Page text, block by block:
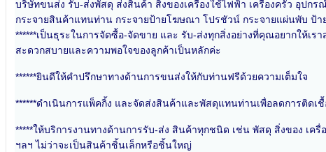
บริษัทขนส่ง รับ-ส่งพัสดุ ส่งสินค้า สิ่งของเครื่องใช้ไฟฟ้า เครื่องครัว อุปก
กระจายสินค้าแทนท่าน กระจายป้ายโฆษณา โปรชัวน์ กระจายแผ่นพับ ป้
******เป็นธุระในการจัดซื้อ-จัดขาย และ รับ-ส่งทุกสิ่งอย่างที่คุณอยากให้เร
สะดวกสบายและความพอใจของลูกค้าเป็นหลักค่ะ
******ยินดีให้คำปรึกษาทางด้านการขนส่งให้กับท่านฟรีด้วยความเต็มใจ
******ดำเนินการแพ็คกิ้ง และจัดส่งสินค้าและพัสดุแทนท่านเพื่อลดการติดเ
*****ให้บริการงานทางด้านการรับ-ส่ง สินค้าทุกชนิด เช่น พัสดุ สิ่งของ เค
ฯลฯ ไม่ว่าจะเป็นสินค้าชิ้นเล็กหรือชิ้นใหญ่